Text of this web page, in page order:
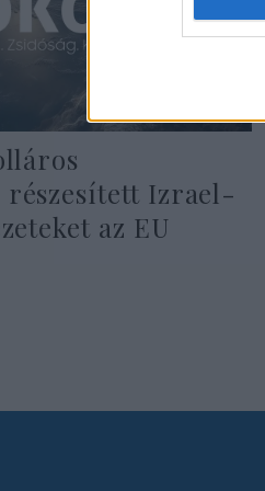
részesített Izrael-
az EU